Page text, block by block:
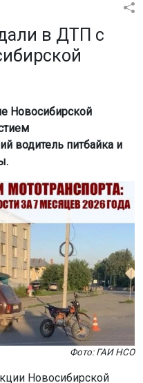
в ДТП с
Новосибирской
водитель питбайка и
Фото: ГАИ НСО
Новосибирской